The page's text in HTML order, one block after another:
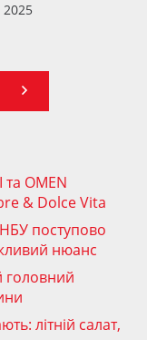
2025
та OMEN
& Dolce Vita
поступово
нюанс
головний
літній салат,